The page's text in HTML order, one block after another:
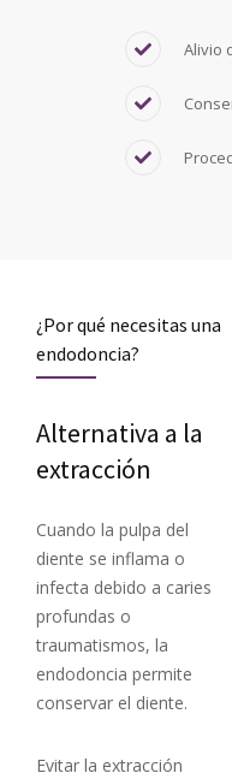
Alivio
¿Por qué necesitas una
endodoncia?
Alternativa a la
extracción
Cuando la pulpa del
diente se inflama o
infecta debido a caries
profundas o
traumatismos, la
endodoncia permite
conservar el diente.
Evitar la extracción